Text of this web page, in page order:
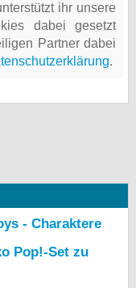
ihr unsere
dabei gesetzt
Partner dabei
.
- Charaktere
Pop!-Set zu